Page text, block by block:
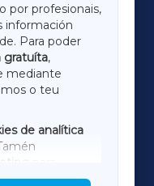
por profesionais,
información
Para poder
gratuíta,
mediante
o teu
de analítica